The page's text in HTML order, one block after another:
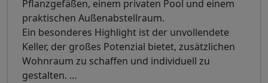
Pflanzgefäßen, einem privaten Pool und einem
praktischen Außenabstellraum.
Ein besonderes Highlight ist der unvollendete
Keller, der großes Potenzial bietet, zusätzlichen
Wohnraum zu schaffen und individuell zu
gestalten. …